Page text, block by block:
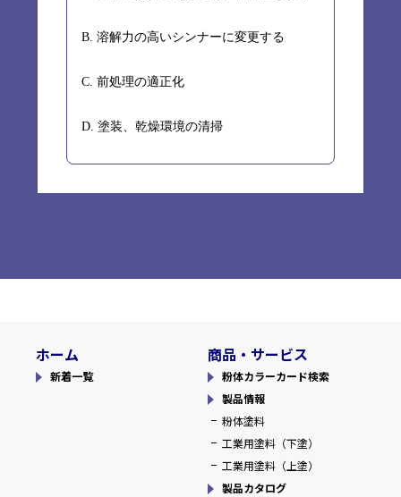
B. 溶解力の高いシンナーに変更する
C. 前処理の適正化
D. 塗装、乾燥環境の清掃
ホーム
新着一覧
商品・サービス
粉体カラーカード検索
製品情報
粉体塗料
工業用塗料（下塗）
工業用塗料（上塗）
製品カタログ